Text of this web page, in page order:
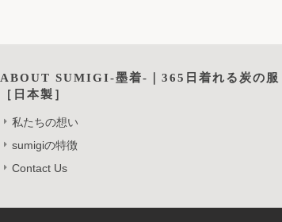
ABOUT SUMIGI-墨着-｜365日着れる炭の服
［日本製］
私たちの想い
sumigiの特徴
Contact Us